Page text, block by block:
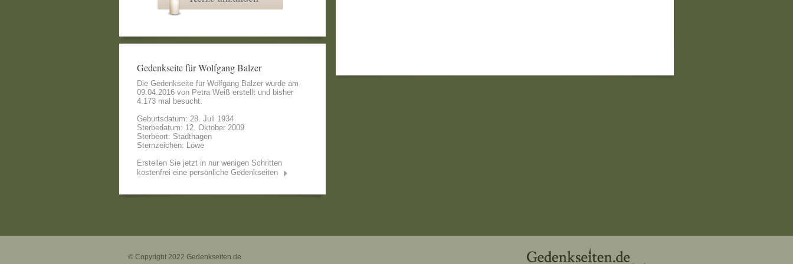
Gedenkseite für Wolfgang Balzer
Die Gedenkseite für Wolfgang Balzer wurde am
09.04.2016 von Petra Weiß erstellt und bisher
4.173 mal besucht.
Geburtsdatum: 28. Juli 1934
Sterbedatum: 12. Oktober 2009
Sterbeort: Stadthagen
Sternzeichen: Löwe
Erstellen Sie jetzt in nur wenigen Schritten
kostenfrei eine persönliche Gedenkseiten
© Copyright 2022 Gedenkseiten.de